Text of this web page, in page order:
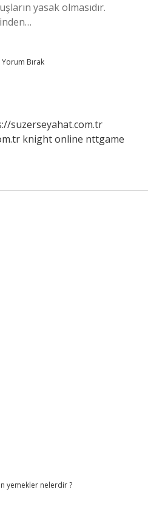
yasak olmasıdır.
Yorum Bırak
suzerseyahat.com.tr
knight online nttgame
yemekler nelerdir ?